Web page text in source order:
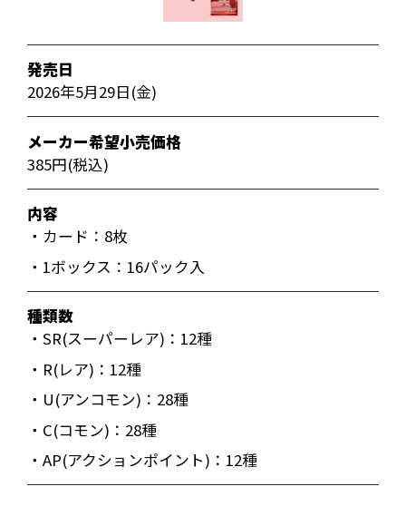
発売日
2026年5月29日(金)
メーカー希望小売価格
385円(税込)
内容
・カード：8枚
・1ボックス：16パック入
種類数
・SR(スーパーレア)：12種
・R(レア)：12種
・U(アンコモン)：28種
・C(コモン)：28種
・AP(アクションポイント)：12種